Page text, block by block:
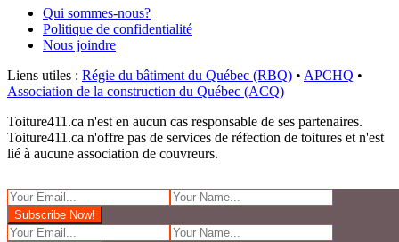
Qui sommes-nous?
Politique de confidentialité
Nous joindre
Liens utiles : Régie du bâtiment du Québec (RBQ) • APCHQ •
Association de la construction du Québec (ACQ)
Toiture411.ca n'est en aucun cas responsable de ses partenaires.
Toiture411.ca n'offre pas de services de réfection de toitures et n'est
lié à aucune association de couvreurs.